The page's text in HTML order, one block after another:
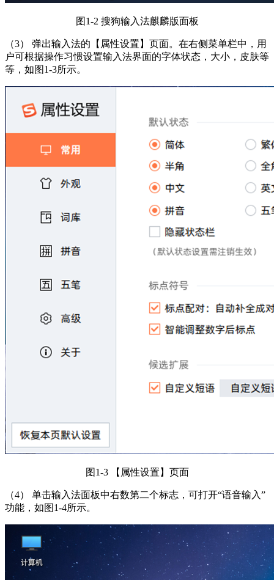
图1-2 搜狗输入法麒麟版面板
（3） 弹出输入法的【属性设置】页面。在右侧菜单栏中，用
户可根据操作习惯设置输入法界面的字体状态，大小，皮肤等
等，如图1-3所示。
图1-3 【属性设置】页面
（4） 单击输入法面板中右数第二个标志，可打开“语音输入”
功能，如图1-4所示。